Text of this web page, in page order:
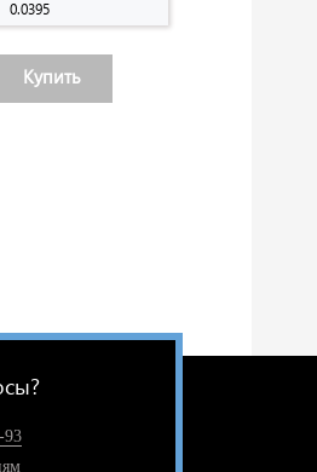
0.0395
Купить
93